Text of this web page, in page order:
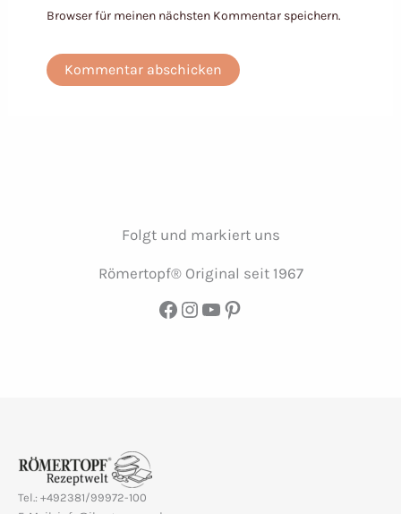
Browser für meinen nächsten Kommentar speichern.
Folgt und markiert uns
Römertopf® Original seit 1967
Facebook
Instagram
YouTube
Pinterest
Tel.: +492381/99972-100